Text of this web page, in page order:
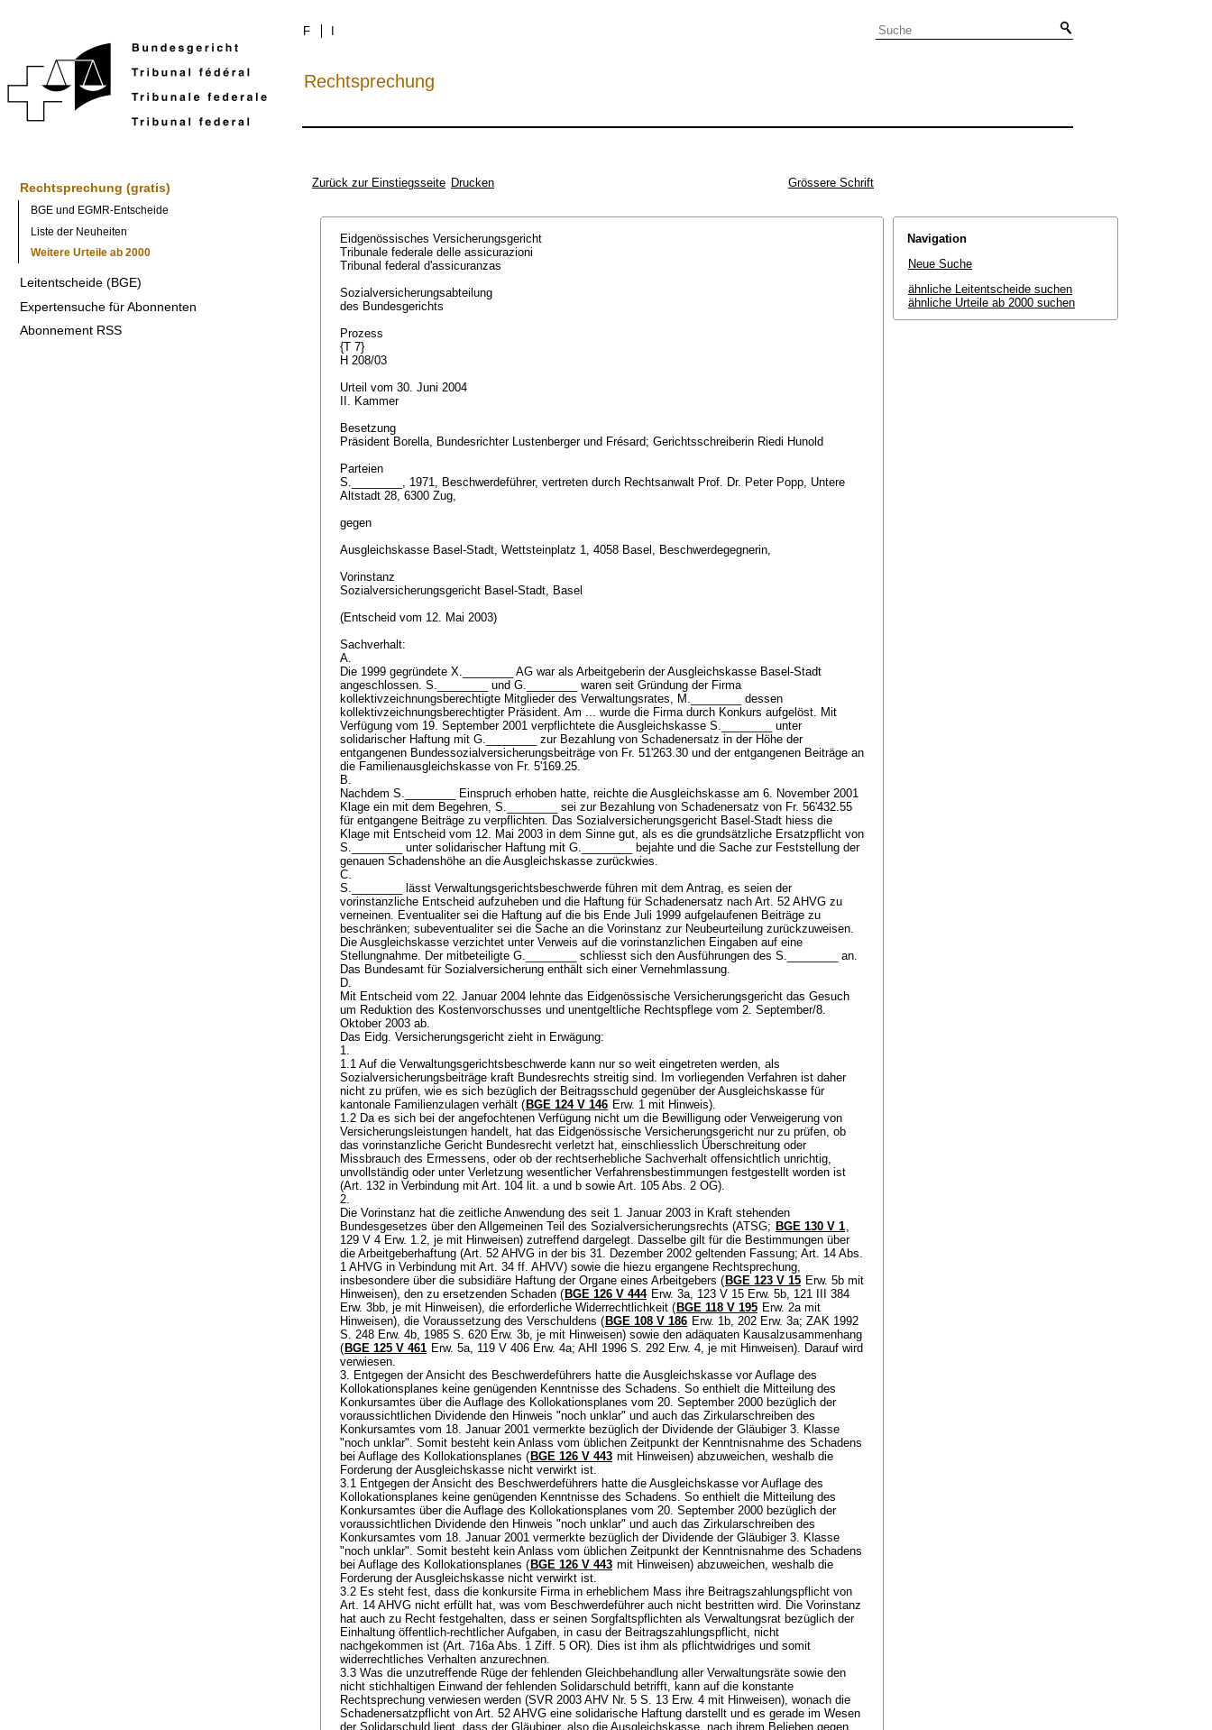
F
Rechtsprechung
Rechtsprechung (gratis)
BGE und EGMR-Entscheide
Liste der Neuheiten
Weitere Urteile ab 2000
Leitentscheide (BGE)
Expertensuche für Abonnenten
Abonnement RSS
Zurück zur Einstiegsseite Drucken Grössere Schrift
Eidgenössisches Versicherungsgericht
Tribunale federale delle assicurazioni
Tribunal federal d'assicuranzas
Sozialversicherungsabteilung
des Bundesgerichts
Prozess
{T 7}
H 208/03
Urteil vom 30. Juni 2004
II. Kammer
Besetzung
Präsident Borella, Bundesrichter Lustenberger und Frésard; Gerichtsschreiberin Riedi Hunold
Parteien
S.________, 1971, Beschwerdeführer, vertreten durch Rechtsanwalt Prof. Dr. Peter Popp, Untere
Altstadt 28, 6300 Zug,
gegen
Ausgleichskasse Basel-Stadt, Wettsteinplatz 1, 4058 Basel, Beschwerdegegnerin,
Vorinstanz
Sozialversicherungsgericht Basel-Stadt, Basel
(Entscheid vom 12. Mai 2003)
Sachverhalt:
A.
Die 1999 gegründete X.________ AG war als Arbeitgeberin der Ausgleichskasse Basel-Stadt
angeschlossen. S.________ und G.________ waren seit Gründung der Firma
kollektivzeichnungsberechtigte Mitglieder des Verwaltungsrates, M.________ dessen
kollektivzeichnungsberechtigter Präsident. Am ... wurde die Firma durch Konkurs aufgelöst. Mit
Verfügung vom 19. September 2001 verpflichtete die Ausgleichskasse S.________ unter
solidarischer Haftung mit G.________ zur Bezahlung von Schadenersatz in der Höhe der
entgangenen Bundessozialversicherungsbeiträge von Fr. 51'263.30 und der entgangenen Beiträge an
die Familienausgleichskasse von Fr. 5'169.25.
B.
Nachdem S.________ Einspruch erhoben hatte, reichte die Ausgleichskasse am 6. November 2001
Klage ein mit dem Begehren, S.________ sei zur Bezahlung von Schadenersatz von Fr. 56'432.55
für entgangene Beiträge zu verpflichten. Das Sozialversicherungsgericht Basel-Stadt hiess die
Klage mit Entscheid vom 12. Mai 2003 in dem Sinne gut, als es die grundsätzliche Ersatzpflicht von
S.________ unter solidarischer Haftung mit G.________ bejahte und die Sache zur Feststellung der
genauen Schadenshöhe an die Ausgleichskasse zurückwies.
C.
S.________ lässt Verwaltungsgerichtsbeschwerde führen mit dem Antrag, es seien der
vorinstanzliche Entscheid aufzuheben und die Haftung für Schadenersatz nach Art. 52 AHVG zu
verneinen. Eventualiter sei die Haftung auf die bis Ende Juli 1999 aufgelaufenen Beiträge zu
beschränken; subeventualiter sei die Sache an die Vorinstanz zur Neubeurteilung zurückzuweisen.
Die Ausgleichskasse verzichtet unter Verweis auf die vorinstanzlichen Eingaben auf eine
Stellungnahme. Der mitbeteiligte G.________ schliesst sich den Ausführungen des S.________ an.
Das Bundesamt für Sozialversicherung enthält sich einer Vernehmlassung.
D.
Mit Entscheid vom 22. Januar 2004 lehnte das Eidgenössische Versicherungsgericht das Gesuch
um Reduktion des Kostenvorschusses und unentgeltliche Rechtspflege vom 2. September/8.
Oktober 2003 ab.
Das Eidg. Versicherungsgericht zieht in Erwägung:
1.
1.1 Auf die Verwaltungsgerichtsbeschwerde kann nur so weit eingetreten werden, als
Sozialversicherungsbeiträge kraft Bundesrechts streitig sind. Im vorliegenden Verfahren ist daher
nicht zu prüfen, wie es sich bezüglich der Beitragsschuld gegenüber der Ausgleichskasse für
kantonale Familienzulagen verhält ( BGE 124 V 146 Erw. 1 mit Hinweis).
1.2 Da es sich bei der angefochtenen Verfügung nicht um die Bewilligung oder Verweigerung von
Versicherungsleistungen handelt, hat das Eidgenössische Versicherungsgericht nur zu prüfen, ob
das vorinstanzliche Gericht Bundesrecht verletzt hat, einschliesslich Überschreitung oder
Missbrauch des Ermessens, oder ob der rechtserhebliche Sachverhalt offensichtlich unrichtig,
unvollständig oder unter Verletzung wesentlicher Verfahrensbestimmungen festgestellt worden ist
(Art. 132 in Verbindung mit Art. 104 lit. a und b sowie Art. 105 Abs. 2 OG).
2.
Die Vorinstanz hat die zeitliche Anwendung des seit 1. Januar 2003 in Kraft stehenden
Bundesgesetzes über den Allgemeinen Teil des Sozialversicherungsrechts (ATSG; BGE 130 V 1,
129 V 4 Erw. 1.2, je mit Hinweisen) zutreffend dargelegt. Dasselbe gilt für die Bestimmungen über
die Arbeitgeberhaftung (Art. 52 AHVG in der bis 31. Dezember 2002 geltenden Fassung; Art. 14 Abs.
1 AHVG in Verbindung mit Art. 34 ff. AHVV) sowie die hiezu ergangene Rechtsprechung,
insbesondere über die subsidiäre Haftung der Organe eines Arbeitgebers ( BGE 123 V 15 Erw. 5b mit
Hinweisen), den zu ersetzenden Schaden ( BGE 126 V 444 Erw. 3a, 123 V 15 Erw. 5b, 121 III 384
Erw. 3bb, je mit Hinweisen), die erforderliche Widerrechtlichkeit ( BGE 118 V 195 Erw. 2a mit
Hinweisen), die Voraussetzung des Verschuldens ( BGE 108 V 186 Erw. 1b, 202 Erw. 3a; ZAK 1992
S. 248 Erw. 4b, 1985 S. 620 Erw. 3b, je mit Hinweisen) sowie den adäquaten Kausalzusammenhang
( BGE 125 V 461 Erw. 5a, 119 V 406 Erw. 4a; AHI 1996 S. 292 Erw. 4, je mit Hinweisen). Darauf wird
verwiesen.
3. Entgegen der Ansicht des Beschwerdeführers hatte die Ausgleichskasse vor Auflage des
Kollokationsplanes keine genügenden Kenntnisse des Schadens. So enthielt die Mitteilung des
Konkursamtes über die Auflage des Kollokationsplanes vom 20. September 2000 bezüglich der
voraussichtlichen Dividende den Hinweis "noch unklar" und auch das Zirkularschreiben des
Konkursamtes vom 18. Januar 2001 vermerkte bezüglich der Dividende der Gläubiger 3. Klasse
"noch unklar". Somit besteht kein Anlass vom üblichen Zeitpunkt der Kenntnisnahme des Schadens
bei Auflage des Kollokationsplanes ( BGE 126 V 443 mit Hinweisen) abzuweichen, weshalb die
Forderung der Ausgleichskasse nicht verwirkt ist.
3.1 Entgegen der Ansicht des Beschwerdeführers hatte die Ausgleichskasse vor Auflage des
Kollokationsplanes keine genügenden Kenntnisse des Schadens. So enthielt die Mitteilung des
Konkursamtes über die Auflage des Kollokationsplanes vom 20. September 2000 bezüglich der
voraussichtlichen Dividende den Hinweis "noch unklar" und auch das Zirkularschreiben des
Konkursamtes vom 18. Januar 2001 vermerkte bezüglich der Dividende der Gläubiger 3. Klasse
"noch unklar". Somit besteht kein Anlass vom üblichen Zeitpunkt der Kenntnisnahme des Schadens
bei Auflage des Kollokationsplanes ( BGE 126 V 443 mit Hinweisen) abzuweichen, weshalb die
Forderung der Ausgleichskasse nicht verwirkt ist.
3.2 Es steht fest, dass die konkursite Firma in erheblichem Mass ihre Beitragszahlungspflicht von
Art. 14 AHVG nicht erfüllt hat, was vom Beschwerdeführer auch nicht bestritten wird. Die Vorinstanz
hat auch zu Recht festgehalten, dass er seinen Sorgfaltspflichten als Verwaltungsrat bezüglich der
Einhaltung öffentlich-rechtlicher Aufgaben, in casu der Beitragszahlungspflicht, nicht
nachgekommen ist (Art. 716a Abs. 1 Ziff. 5 OR). Dies ist ihm als pflichtwidriges und somit
widerrechtliches Verhalten anzurechnen.
3.3 Was die unzutreffende Rüge der fehlenden Gleichbehandlung aller Verwaltungsräte sowie den
nicht stichhaltigen Einwand der fehlenden Solidarschuld betrifft, kann auf die konstante
Rechtsprechung verwiesen werden (SVR 2003 AHV Nr. 5 S. 13 Erw. 4 mit Hinweisen), wonach die
Schadenersatzpflicht von Art. 52 AHVG eine solidarische Haftung darstellt und es gerade im Wesen
der Solidarschuld liegt, dass der Gläubiger, also die Ausgleichskasse, nach ihrem Belieben gegen
Navigation
Neue Suche
ähnliche Leitentscheide suchen
ähnliche Urteile ab 2000 suchen